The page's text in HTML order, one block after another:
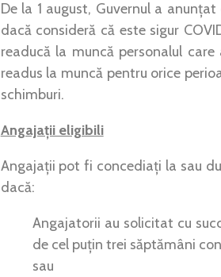
De la 1 august, Guvernul a
dacă consideră că este sigur
readucă la muncă personalul
readus la muncă pentru orice
schimburi.
Angajații eligibili
Angajații pot fi concediați la sau
dacă:
Angajatorii au solicitat cu
de cel puțin trei săptămâni
sau